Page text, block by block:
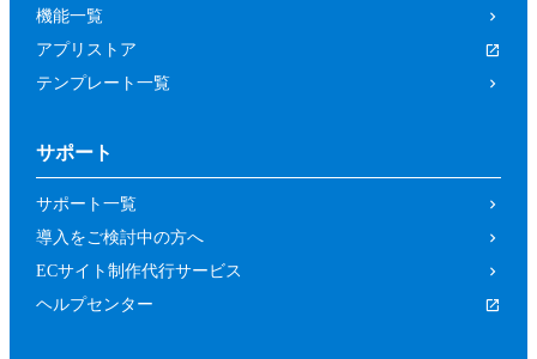
機能一覧
アプリストア
テンプレート一覧
サポート
サポート一覧
導入をご検討中の方へ
ECサイト制作代行サービス
ヘルプセンター